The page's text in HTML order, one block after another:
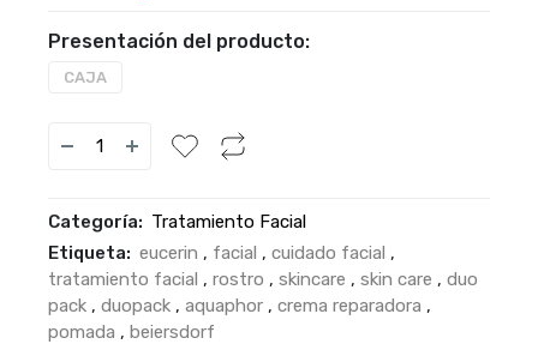
Presentación del producto:
CAJA
Categoría: Tratamiento Facial
Etiqueta: eucerin , facial , cuidado facial ,
tratamiento facial , rostro , skincare , skin care , duo
pack , duopack , aquaphor , crema reparadora ,
pomada , beiersdorf